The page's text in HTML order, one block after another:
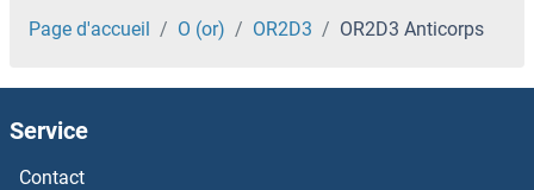
OR2AJ1 Anticorps
OR2AG2 Anticorps
OR2AG1 Anticorps
Page d'accueil O (or) OR2D3 OR2D3 Anticorps
Service
Contact